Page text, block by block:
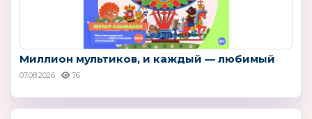
Миллион мультиков, и каждый — любимый
07.08.2026 76